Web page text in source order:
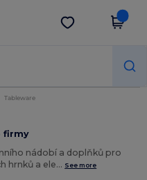
Stáhnout app
Tableware
firmy
nádobí a doplňků pro
hrnků a ele… See more